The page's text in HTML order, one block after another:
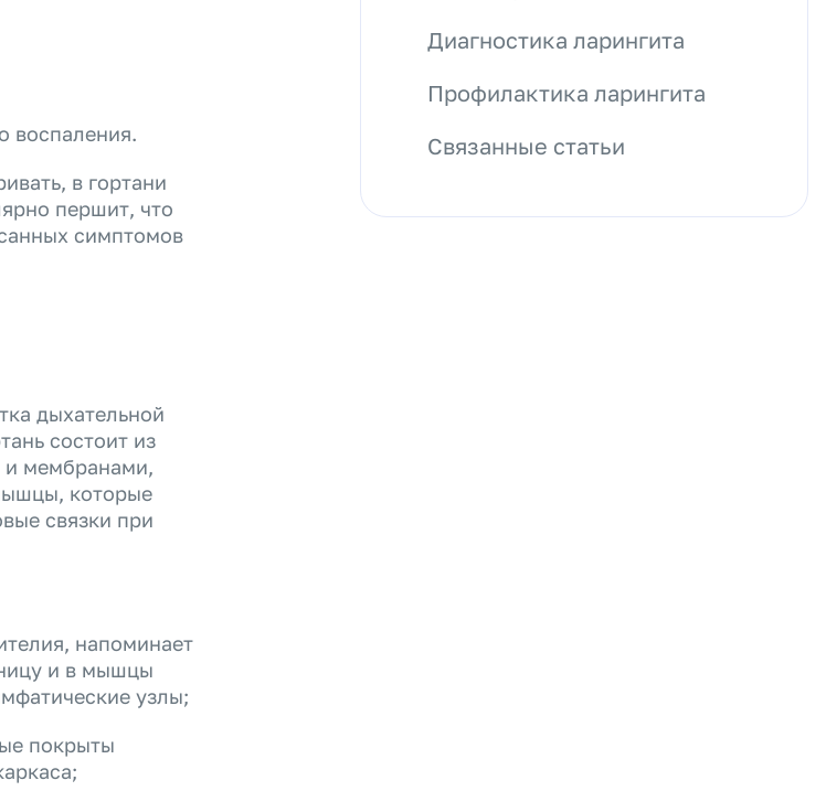
воспаления.
в гортани
першит, что
симптомов
дыхательной
состоит из
и мембранами,
которые
связки при
напоминает
и в мышцы
узлы;
покрыты
Диагностика ларингита
Профилактика ларингита
Связанные статьи